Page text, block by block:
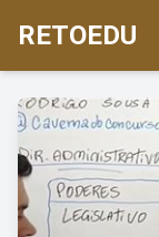
RETOEDU